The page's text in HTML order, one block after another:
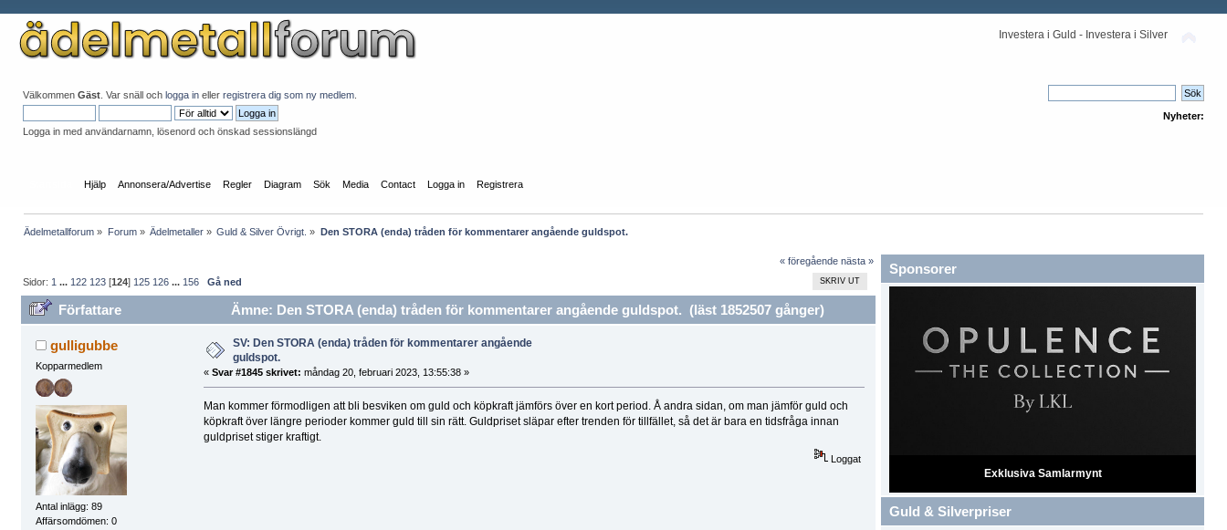
Investera i Guld - Investera i Silver
Välkommen Gäst . Var snäll och logga in eller registrera dig som ny medlem
Logga in med användarnamn, lösenord och önskad sessionslängd
Nyheter:
Hjälp Annonsera/Advertise Regler Diagram Sök Media Contact Logga in Registrera
Ädelmetallforum » Forum» Ädelmetaller» Guld & Silver Övrigt. » Den STORA (enda) tråden för kommentarer angående guldspot.
« föregående nästa »
SKRIV UT
Sidor: 1 ... 122 123 [124] 125 126 ... 156 Gå ned
Författare Ämne: Den STORA (enda) tråden för kommentarer angående guldspot. (läst 1852507 gånger)
gulligubbe
Kopparmedlem
Antal inlägg: 89
Affärsomdömen: 0
SV: Den STORA (enda) tråden för kommentarer angående
guldspot.
« Svar #1845 skrivet: måndag 20, februari 2023, 13:55:38 »
Man kommer förmodligen att bli besviken om guld och köpkraft jämförs över en kort period. Å andra sidan, om man jämför guld och
köpkraft över längre perioder kommer guld till sin rätt. Guldpriset släpar efter trenden för tillfället, så det är bara en tidsfråga innan
guldpriset stiger kraftigt.
Loggat
Sponsorer
Exklusiva Samlarmynt
Guld & Silverpriser